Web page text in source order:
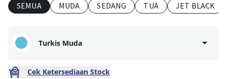
SEMUA MUDA SEDANG TUA JET BLACK
Turkis Muda
Cek Ketersediaan Stock